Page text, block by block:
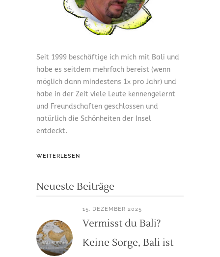
Seit 1999 beschäftige ich mich mit Bali und
habe es seitdem mehrfach bereist (wenn
möglich dann mindestens 1x pro Jahr) und
habe in der Zeit viele Leute kennengelernt
und Freundschaften geschlossen und
natürlich die Schönheiten der Insel
entdeckt.
WEITERLESEN
Neueste Beiträge
15. DEZEMBER 2025
Vermisst du Bali?
Keine Sorge, Bali ist